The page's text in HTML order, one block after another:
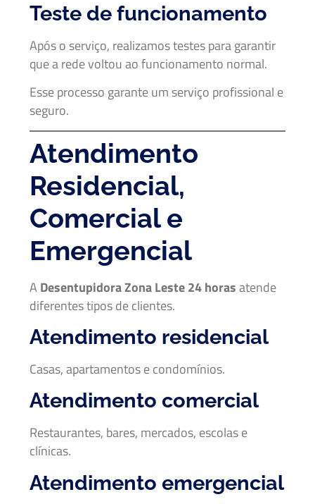
Teste de funcionamento
Após o serviço, realizamos testes para garantir
que a rede voltou ao funcionamento normal.
Esse processo garante um serviço profissional e
seguro.
Atendimento
Residencial,
Comercial e
Emergencial
A Desentupidora Zona Leste 24 horasatende
diferentes tipos de clientes.
Atendimento residencial
Casas, apartamentos e condomínios.
Atendimento comercial
Restaurantes, bares, mercados, escolas e
clínicas.
Atendimento emergencial